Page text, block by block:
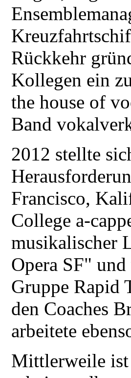
Rückkehr
Kollegen ein
the house of
Band
2012 stellte
Francisco,
College a-
musikalischer
Opera SF"
Gruppe Rapid
den Coaches
arbeitete
Mittlerweile ist